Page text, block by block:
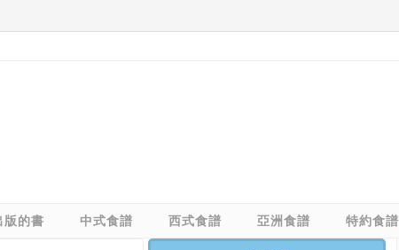
版的書 中式食譜 西式食譜 亞洲食譜 特約食譜